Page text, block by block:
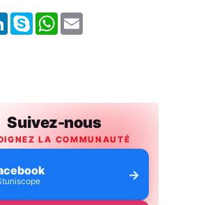
LinkedInSkype WhatsApp